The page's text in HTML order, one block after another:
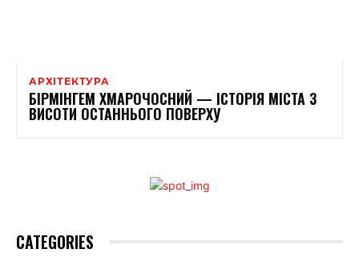
АРХІТЕКТУРА
БІРМІНГЕМ ХМАРОЧОСНИЙ — ІСТОРІЯ МІСТА З
ВИСОТИ ОСТАННЬОГО ПОВЕРХУ
CATEGORIES